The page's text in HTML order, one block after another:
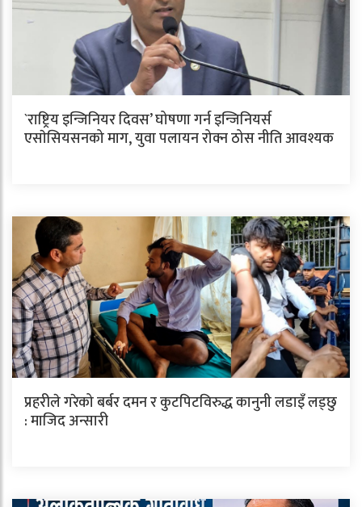
`राष्ट्रिय इन्जिनियर दिवस’ घोषणा गर्न इन्जिनियर्स
एसाेसियसनको माग, युवा पलायन रोक्न ठोस नीति आवश्यक
प्रहरीले गरेको बर्बर दमन र कुटपिटविरुद्ध कानुनी लडाइँ लड्छु
: माजिद अन्सारी